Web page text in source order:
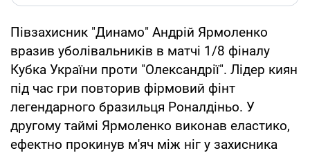
Півзахисник "Динамо" Андрій Ярмоленко
вразив уболівальників в матчі 1/8 фіналу
Кубка України проти "Олександрії". Лідер киян
під час гри повторив фірмовий фінт
легендарного бразильця Роналдіньо. У
другому таймі Ярмоленко виконав еластико,
ефектно прокинув м'яч між ніг у захисника